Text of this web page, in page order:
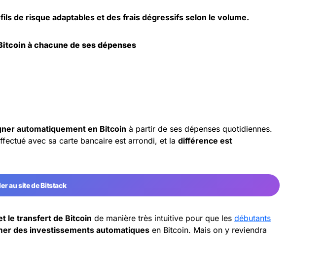
de risque adaptables et des frais dégressifs selon le volume.
à chacune de ses dépenses
automatiquement en Bitcoin à partir de ses dépenses quotidiennes.
avec sa carte bancaire est arrondi, et la différence est
au site de Bitstack
le transfert de Bitcoin de manière très intuitive pour que les débutants
des investissements automatiques en Bitcoin. Mais on y reviendra